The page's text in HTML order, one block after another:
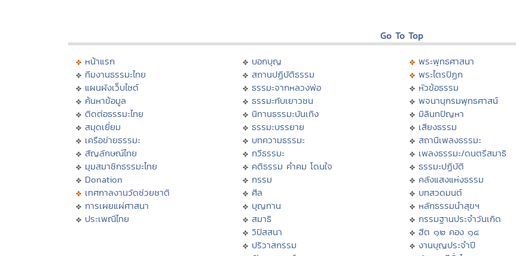
Go To Top
หน้าแรก
ทีมงานธรรมะไทย
แผนผังเว็บไซต์
ค้นหาข้อมูล
ติดต่อธรรมะไทย
สมุดเยี่ยม
เครือข่ายธรรมะ
สัญลักษณ์ไทย
มุมสมาชิกธรรมะไทย
Donation
เทศกาลงานวัดช่วยชาติ
การเผยแผ่ศาสนา
ประเพณีไทย
บอกบุญ
สถานปฏิบัติธรรม
ธรรมะจากหลวงพ่อ
ธรรมะกับเยาวชน
นิทานธรรมะบันเทิง
ธรรมะบรรยาย
บทความธรรมะ
กวีธรรมะ
คติธรรม คำคม โดนใจ
กรรม
ศีล
บุญทาน
สมาธิ
วิปัสสนา
ปริวาสกรรม
พระพุทธศาสนา
พระไตรปิฏก
หัวข้อธรรม
พจนานุกรมพุทธศาสน์
มิลินทปัญหา
เสียงธรรม
สถานีเพลงธรรมะ
เพลงธรรมะ/ดนตรีสมาธิ
ธรรมะปฏิบัติ
คลังแสงแห่งธรรม
บทสวดมนต์
หลักธรรมนำสุขฯ
กรรมฐานประจำวันเกิด
ฮีต ๑๒ คอง ๑๔
งานบุญประจำปี